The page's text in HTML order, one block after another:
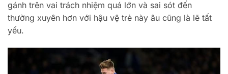
gánh trên vai trách nhiệm quá lớn và sai sót đến
thường xuyên hơn với hậu vệ trẻ này âu cũng là lẽ tất
yếu.